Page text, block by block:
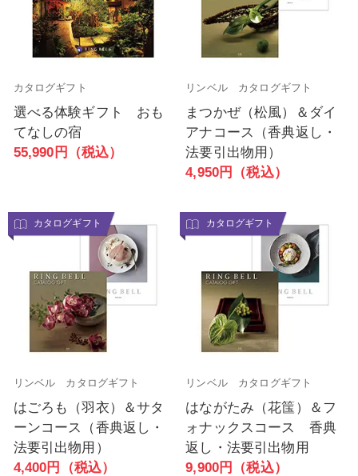
カタログギフト
選べる体験ギフト おも
てなしの宿
55,990円（税込）
リンベル カタログギフト
まつかぜ（松風）＆ダイ
アナコース（香典返し・
法要引出物用）
4,950円（税込）
カタログギフト
リンベル カタログギフト
はごろも（羽衣）＆サタ
ーンコース（香典返し・
法要引出物用）
4,400円（税込）
カタログギフト
リンベル カタログギフト
はながたみ（花筺）＆フ
ォナックスコース 香典
返し・法要引出物用
9,900円（税込）